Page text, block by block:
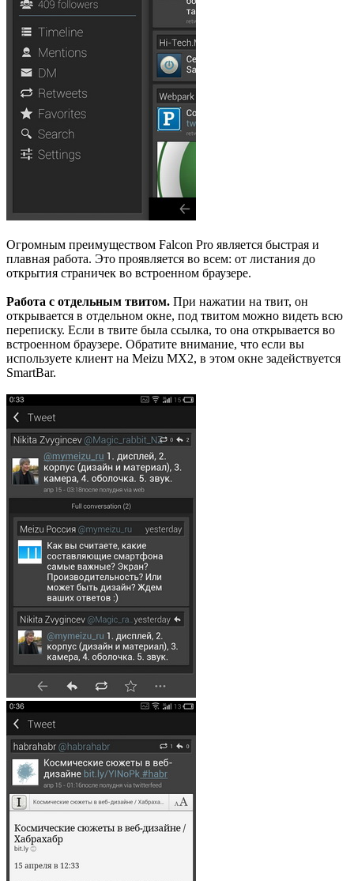
Огромным преимуществом Falcon Pro является быстрая и
плавная работа. Это проявляется во всем: от листания до
открытия страничек во встроенном браузере.
Работа с отдельным твитом. При нажатии на твит, он
открывается в отдельном окне, под твитом можно видеть всю
переписку. Если в твите была ссылка, то она открывается во
встроенном браузере. Обратите внимание, что если вы
используете клиент на Meizu MX2, в этом окне задействуется
SmartBar.